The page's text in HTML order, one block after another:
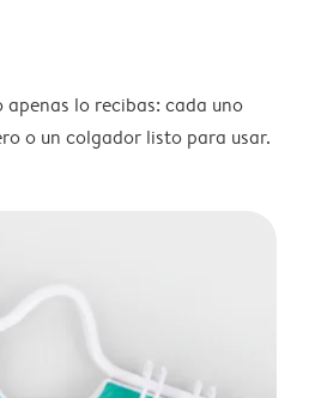
apenas lo recibas: cada uno
o un colgador listo para usar.